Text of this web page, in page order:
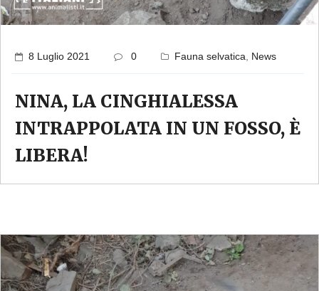
8 Luglio 2021 0 Fauna selvatica News
NINA, LA CINGHIALESSA
INTRAPPOLATA IN UN FOSSO, È
LIBERA!